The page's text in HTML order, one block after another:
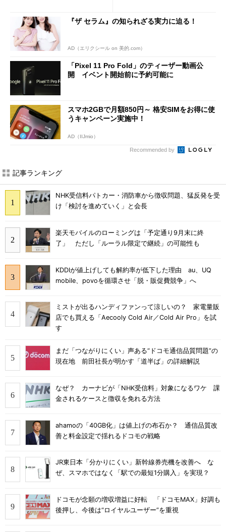
『ザ セラム』の知られざる実力に迫る！
AD（エリクシール on 美的.com）
「Pixel 11 Pro Fold」のティーザー動画公
開 イベント開始前に予約可能に
スマホ2GBで月額850円～ 格安SIMをお得に使
うキャンペーン実施中！
AD（IIJmio）
Recommended by
記事ランキング
NHK受信料パトカー・消防車から徴収問題、猛反発を受
け「検討を進めていく」と会長
楽天モバイルのローミングは「予定通り9月末に終
了」 ただし「ルーラル限定で継続」の可能性も
KDDIが値上げしても解約率が低下した理由 au、UQ
mobile、povoを循環させ「脱・販促費競争」へ
ミストが出るハンディファンって涼しいの？ 家電量販
店でも買える「Aecooly Cold Air／Cold Air Pro」を試
す
まだ「つながりにくい」声ある“ドコモ通信品質問題”の
現在地 前田社長が明かす「道半ば」の詳細解説
なぜ？ カーナビが「NHK受信料」対象になるワケ 課
金されるケースと徴収を免れる方法
ahamoの「40GB化」は値上げの布石か？ 通信品質改
善と料金設定で揺れるドコモの戦略
JR東日本「分かりにくい」新幹線券売機を改善へ な
ぜ、スマホではなく「駅での最短1分購入」を実現？
ドコモが念願の増収増益に好転 「ドコモMAX」好調も
後押し、今後は“ロイヤルユーザー”を重視